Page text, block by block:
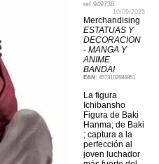
ref 949736
10/09/2025
Merchandising
ESTATUAS Y
DECORACION
- MANGA Y
ANIME
BANDAI
EAN: 4573102684851
La figura
Ichibansho
Figura de Baki
Hanma; de Baki
; captura a la
perfección al
joven luchador